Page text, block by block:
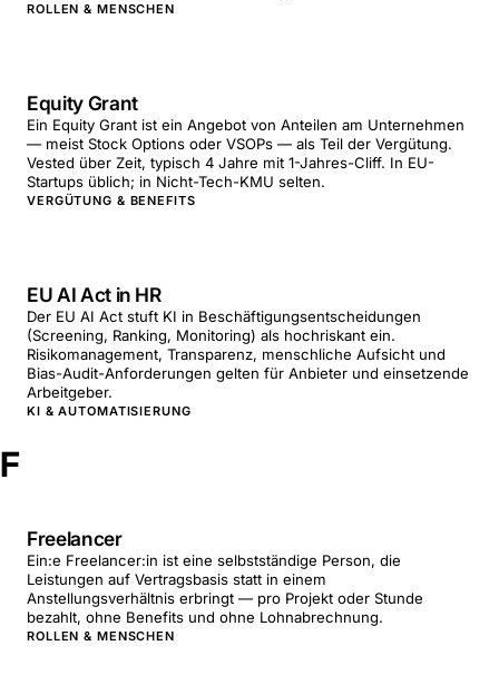
ROLLEN & MENSCHEN
Equity Grant
Ein Equity Grant ist ein Angebot von Anteilen am Unternehmen
— meist Stock Options oder VSOPs — als Teil der Vergütung.
Vested über Zeit, typisch 4 Jahre mit 1-Jahres-Cliff. In EU-
Startups üblich; in Nicht-Tech-KMU selten.
VERGÜTUNG & BENEFITS
EU AI Act in HR
Der EU AI Act stuft KI in Beschäftigungsentscheidungen
(Screening, Ranking, Monitoring) als hochriskant ein.
Risikomanagement, Transparenz, menschliche Aufsicht und
Bias-Audit-Anforderungen gelten für Anbieter und einsetzende
Arbeitgeber.
KI & AUTOMATISIERUNG
F
Freelancer
Ein:e Freelancer:in ist eine selbstständige Person, die
Leistungen auf Vertragsbasis statt in einem
Anstellungsverhältnis erbringt — pro Projekt oder Stunde
bezahlt, ohne Benefits und ohne Lohnabrechnung.
ROLLEN & MENSCHEN